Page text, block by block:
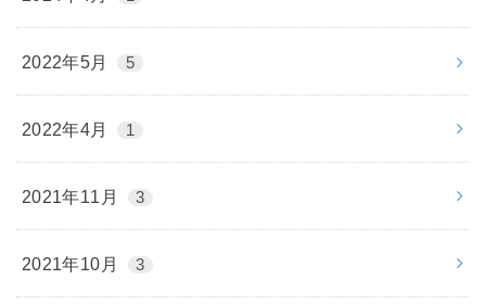
2022年5月 5
2022年4月 1
2021年11月 3
2021年10月 3